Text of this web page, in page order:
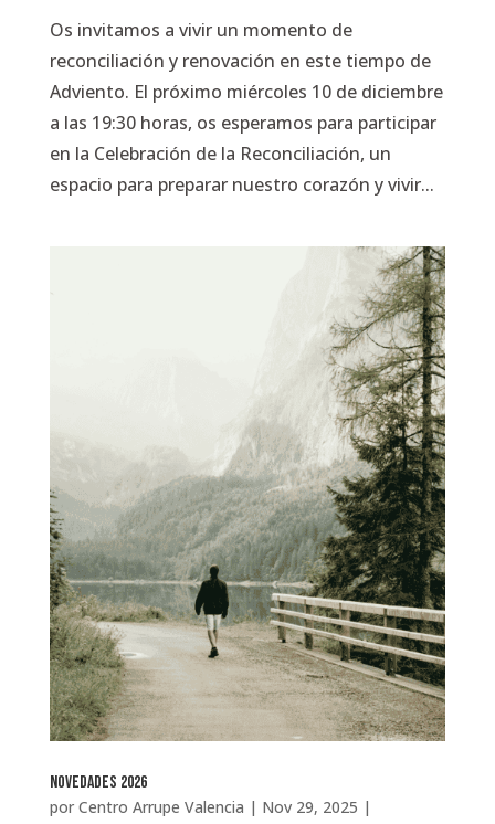
Os invitamos a vivir un momento de
reconciliación y renovación en este tiempo de
Adviento.️ El próximo miércoles 10 de diciembre
a las 19:30 horas, os esperamos para participar
en la Celebración de la Reconciliación, un
espacio para preparar nuestro corazón y vivir...
NOVEDADES 2026
por Centro Arrupe Valencia | Nov 29, 2025 |